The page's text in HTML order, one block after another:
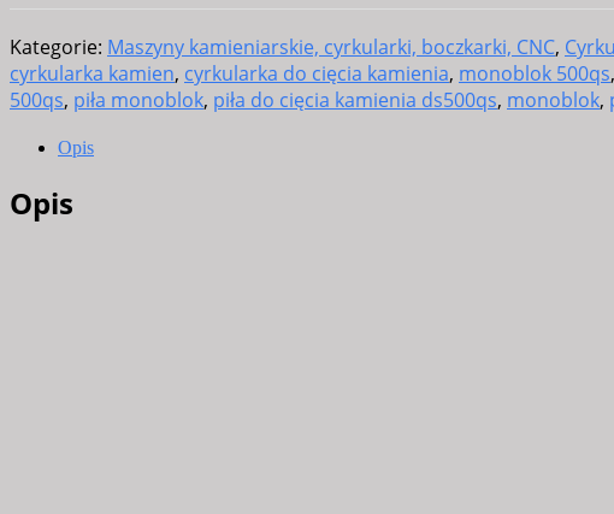
Kategorie: Maszyny kamieniarskie, cyrkularki, boczkarki, CNC,
cyrkularka kamien, cyrkularka do cięcia kamienia, monoblok 500qs,
500qs, piła monoblok, piła do cięcia kamienia ds500qs, monoblok,
Opis
Opis